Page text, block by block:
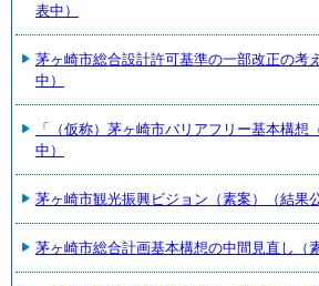
表中）
茅ヶ崎市総合設計許可基準の一部改正の考
中）
「（仮称）茅ヶ崎市バリアフリー基本構想
中）
茅ヶ崎市観光振興ビジョン（素案）（結果
茅ヶ崎市総合計画基本構想の中間見直し（